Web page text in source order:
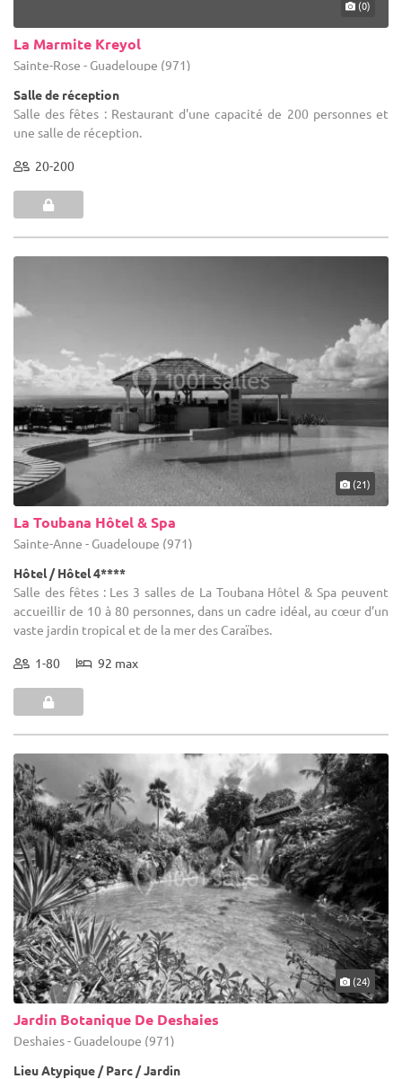
(0)
La Marmite Kreyol
Sainte-Rose - Guadeloupe (971)
Salle de réception
Salle des fêtes : Restaurant d'une capacité de 200 personnes et
une salle de réception.
20-200
(21)
La Toubana Hôtel & Spa
Sainte-Anne - Guadeloupe (971)
Hôtel / Hôtel 4****
Salle des fêtes : Les 3 salles de La Toubana Hôtel & Spa peuvent
accueillir de 10 à 80 personnes, dans un cadre idéal, au cœur d’un
vaste jardin tropical et de la mer des Caraïbes.
1-80 92 max
(24)
Jardin Botanique De Deshaies
Deshaies - Guadeloupe (971)
Lieu Atypique / Parc / Jardin